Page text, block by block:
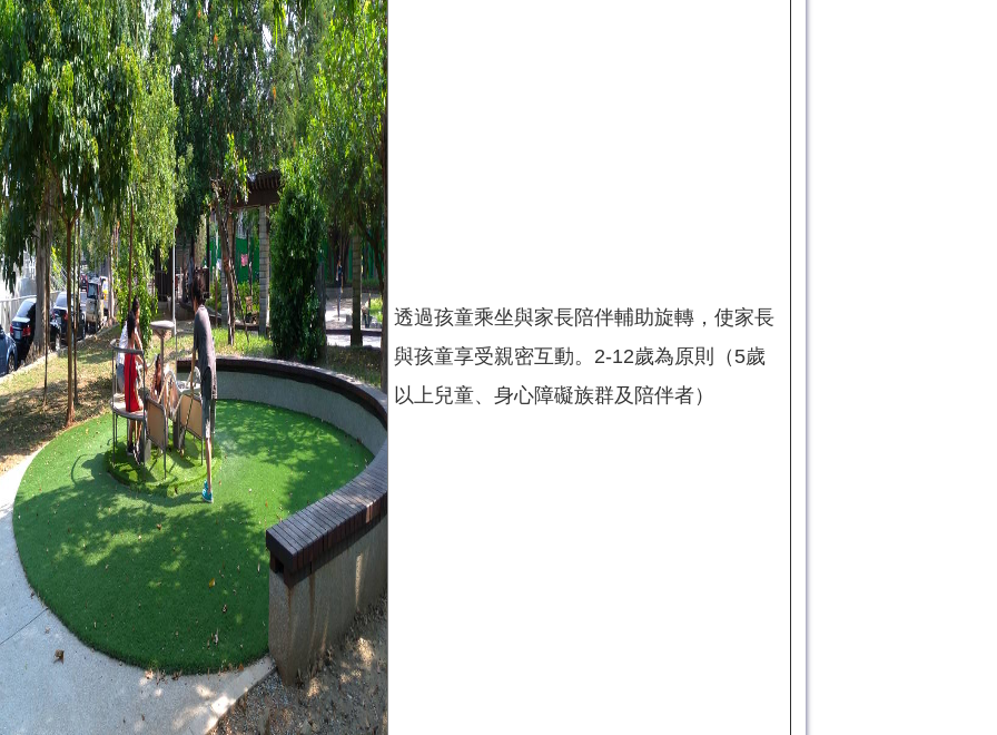
透過孩童乘坐與家長陪伴輔助旋轉，使家長
與孩童享受親密互動。2-12歲為原則（5歲
以上兒童、身心障礙族群及陪伴者）